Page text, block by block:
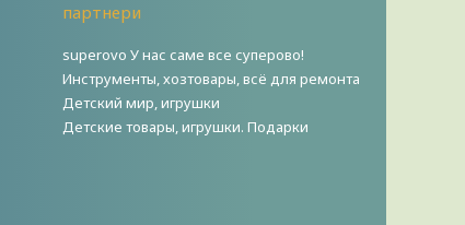
партнери
superovo У нас саме все суперово!
Инструменты, хозтовары, всё для ремонта
Детский мир, игрушки
Детские товары, игрушки. Подарки